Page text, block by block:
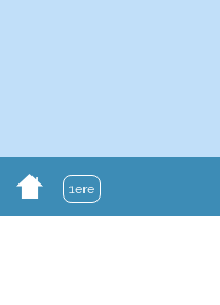
1ere